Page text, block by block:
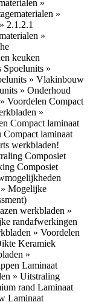
»
»
2.1.2.1
»
keuken
Spoelunits »
» Vlakinbouw
» Onderhoud
Voordelen Compact
»
Compact laminaat
Compact laminaat
werkbladen!
Composiet
Composiet
Mogelijke
werkbladen »
randafwerkingen
» Voordelen
Keramiek
»
Laminaat
» Uitstraling
rand Laminaat
Laminaat